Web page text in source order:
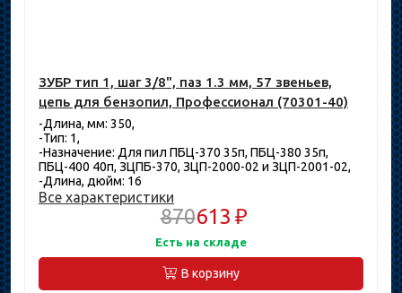
ЗУБР тип 1, шаг 3/8", паз 1.3 мм, 57 звеньев,
цепь для бензопил, Профессионал (70301-40)
-Длина, мм: 350,
-Тип: 1,
-Назначение: Для пил ПБЦ-370 35п, ПБЦ-380 35п,
ПБЦ-400 40п, ЗЦПБ-370, ЗЦП-2000-02 и ЗЦП-2001-02,
-Длина, дюйм: 16
Все характеристики
870613 ₽
Есть на складе
В корзину